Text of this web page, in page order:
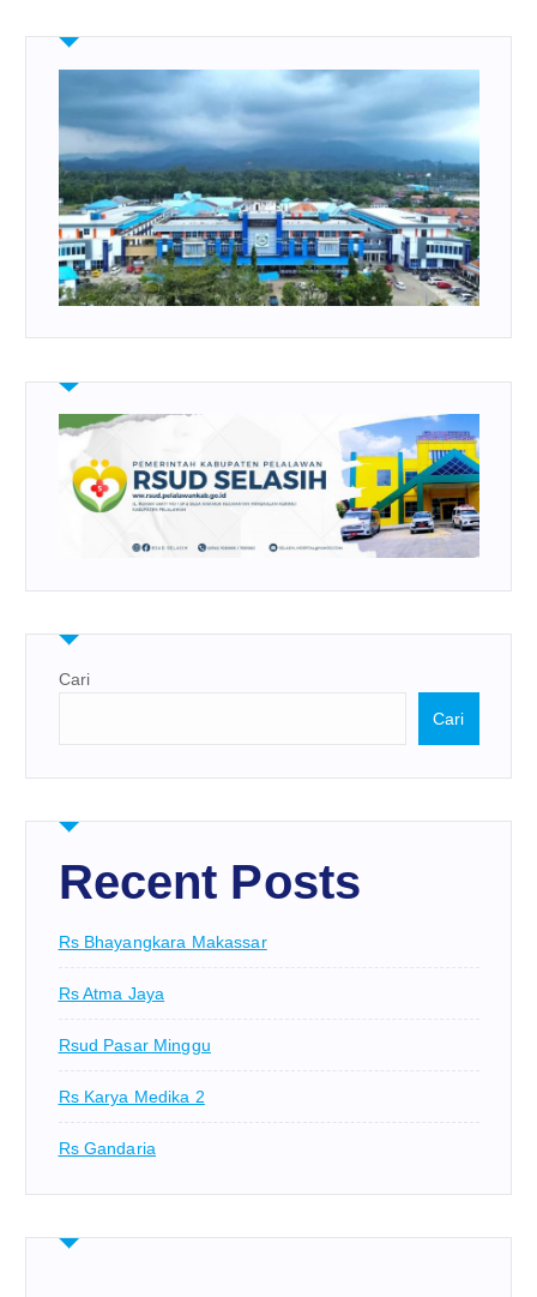
Cari
Cari
Recent Posts
Rs Bhayangkara Makassar
Rs Atma Jaya
Rsud Pasar Minggu
Rs Karya Medika 2
Rs Gandaria